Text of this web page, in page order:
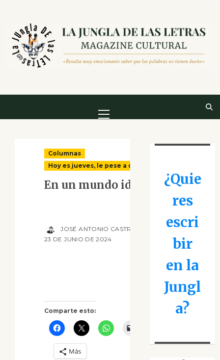
contenido
Menú
principal
Columnas
Hoy es jueves, le pese a quien le pese
En un mundo ideal
Comparte esto:
Más
JOSÉ ANTONIO CASTRO CEBRIÁN
23 DE JUNIO DE 2024
¿Quie
res
escri
bir
en la
Jungl
a?